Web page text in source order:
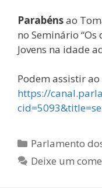
Parabénsao
no Seminário
Jovens na idade
Podem assistir
https://
Categorias
Parlamento
Deixe um